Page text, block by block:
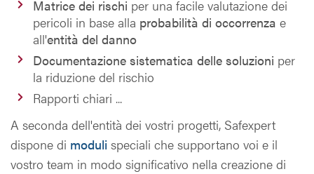
Matrice dei rischi per una facile valutazione dei
pericoli in base alla probabilità di occorrenza e
all'entità del danno
Documentazione sistematica delle soluzioni per
la riduzione del rischio
Rapporti chiari ...
A seconda dell'entità dei vostri progetti, Safexpert
dispone di moduli speciali che supportano voi e il
vostro team in modo significativo nella creazione di